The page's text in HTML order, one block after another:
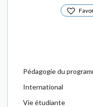
Pédagogie du
International
Vie étudiante